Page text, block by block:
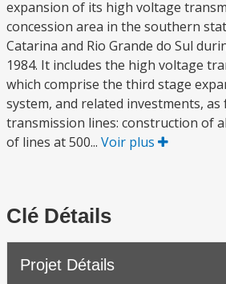
expansion of its high voltage
concession area in the southern
Catarina and Rio Grande do Sul
1984. It includes the high voltage
which comprise the third stage
system, and related investments, as
transmission lines: construction of
of lines at 500... Voir plus
Clé Détails
Projet Détails